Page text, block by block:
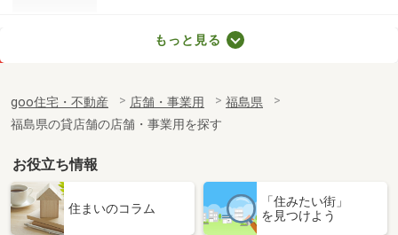
物件種別 貸駐車場
使用面積 -
福島県いわき市平字小太郎町
価 格
19.80万円
福島県いわき市平字小太郎町
もっと見る
goo住宅・不動産 店舗・事業用
福島県
福島県の貸店舗の店舗・事業用を探す
お役立ち情報
住まいのコラム
「住みたい街」
を見つけよう